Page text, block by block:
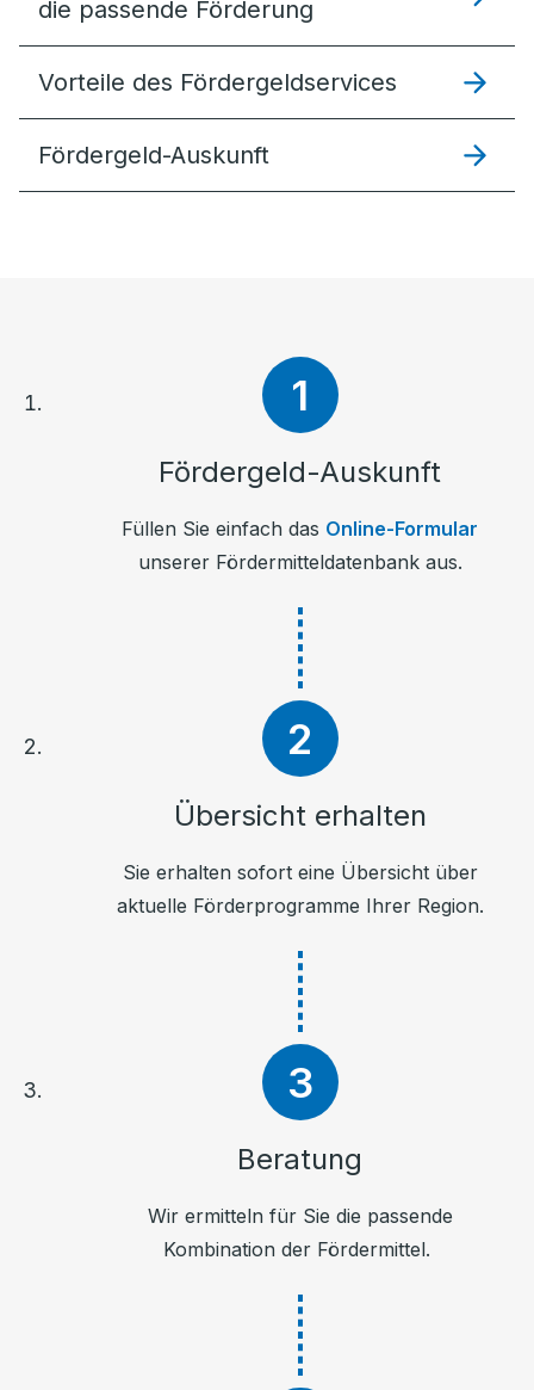
die passende Förderung
Vorteile des Fördergeldservices
Fördergeld-Auskunft
Fördergeld-Auskunft
Füllen Sie einfach das Online-Formular
unserer Fördermitteldatenbank aus.
Übersicht erhalten
Sie erhalten sofort eine Übersicht über
aktuelle Förderprogramme Ihrer Region.
Beratung
Wir ermitteln für Sie die passende
Kombination der Fördermittel.